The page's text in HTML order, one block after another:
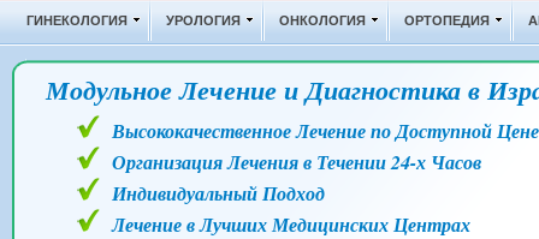
ГИНЕКОЛОГИЯ УРОЛОГИЯ ОНКОЛОГИЯ ОРТОПЕДИЯ
Модульное Лечение и Диагностика в
Высококачественное Лечение по Доступной Цене
Организация Лечения в Течении 24-х Часов
Индивидуальный Подход
Лечение в Лучших Медицинских Центрах